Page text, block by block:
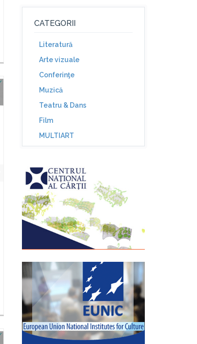
CATEGORII
Literatură
Arte vizuale
Conferinţe
Muzică
Teatru & Dans
Film
MULTIART